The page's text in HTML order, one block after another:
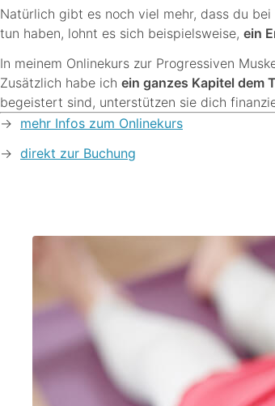
Natürlich gibt es noch viel mehr, dass du
tun haben, lohnt es sich beispielsweise, ein
In meinem Onlinekurs zur Progressiven
Zusätzlich habe ich ein ganzes Kapitel dem
begeistert sind, unterstützen sie dich
-> mehr Infos zum Onlinekurs
-> direkt zur Buchung